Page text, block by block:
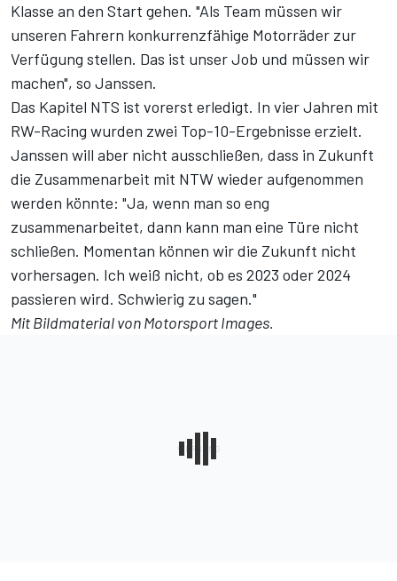
Klasse an den Start gehen. "Als Team müssen wir
unseren Fahrern konkurrenzfähige Motorräder zur
Verfügung stellen. Das ist unser Job und müssen wir
machen", so Janssen.
Das Kapitel NTS ist vorerst erledigt. In vier Jahren mit
RW-Racing wurden zwei Top-10-Ergebnisse erzielt.
Janssen will aber nicht ausschließen, dass in Zukunft
die Zusammenarbeit mit NTW wieder aufgenommen
werden könnte: "Ja, wenn man so eng
zusammenarbeitet, dann kann man eine Türe nicht
schließen. Momentan können wir die Zukunft nicht
vorhersagen. Ich weiß nicht, ob es 2023 oder 2024
passieren wird. Schwierig zu sagen."
Mit Bildmaterial vonMotorsport Images.